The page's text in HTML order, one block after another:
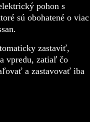
pohon s
sú obohatené o viac
zastaviť,
vpredu, zatiaľ čo
a zastavovať iba